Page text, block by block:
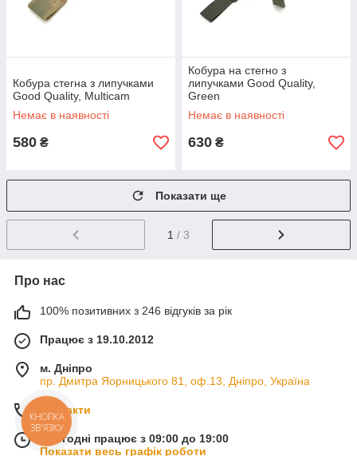
Кобура стегна з липучками
Good Quality, Multicam
Немає в наявності
580 ₴
Кобура на стегно з
липучками Good Quality,
Green
Немає в наявності
630 ₴
Показати ще
1 / 3
Про нас
100% позитивних з 246 відгуків за рік
Працює з 19.10.2012
м. Дніпро
пр. Дмитра Яорницького 81, оф.13, Дніпро, Україна
Контакти
Сьогодні працює з 09:00 до 19:00
Показати весь графік роботи
КНОПКА
ЗВ'ЯЗКУ